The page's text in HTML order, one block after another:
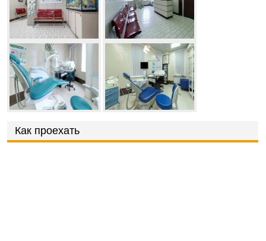
Как проехать